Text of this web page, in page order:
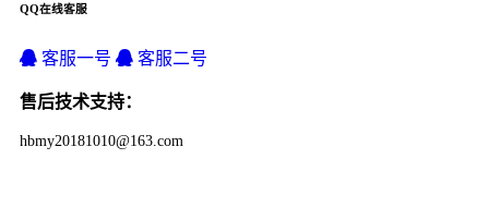
QQ在线客服
客服一号 客服二号
售后技术支持：
hbmy20181010@163.com